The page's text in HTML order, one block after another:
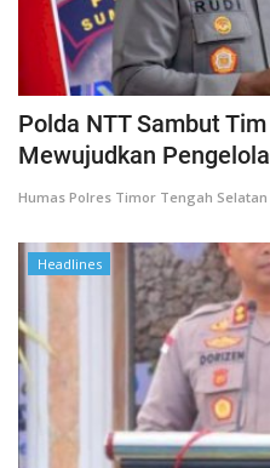
Polda NTT Sambut
Mewujudkan
Humas Polres Timor Tengah Selatan
Headlines